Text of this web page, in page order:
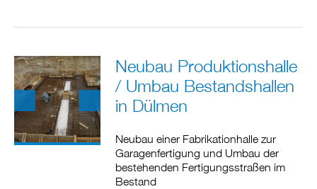
Neubau Produktionshalle
/ Umbau Bestandshallen
in Dülmen
Neubau einer Fabrikationhalle zur
Garagenfertigung und Umbau der
bestehenden Fertigungsstraßen im
Bestand